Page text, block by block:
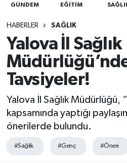
GÜNDEM EĞİTİM
HABERLER SAĞLIK
Yalova İl Sağlık
Tavsiyeler!
Yalova İl Sağlık Müdürlüğü,
kapsamında yaptığı
önerilerde bulundu.
#Sağlık #Genç #Öneri
BİLİM VE TEKNOLOJİ
ASAYİŞ
SAĞLIK
SPOR
ULUSAL
Tüm Manşetler
Son Dakika Haberleri
Haber Arşivi